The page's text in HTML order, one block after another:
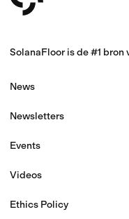
SolanaFloor is de #1 bron
News
Newsletters
Events
Videos
Ethics Policy